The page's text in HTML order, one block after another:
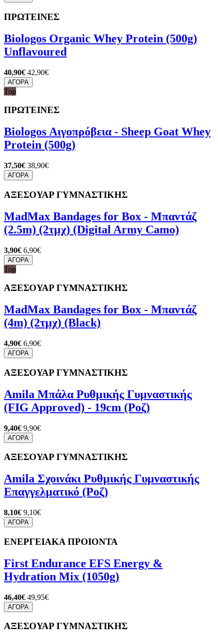
ΠΡΩΤΕΙΝΕΣ
Biologos Organic Whey Protein (500g)
Unflavoured
40,90€ 42,90€
ΑΓΟΡΑ
Top
ΠΡΩΤΕΙΝΕΣ
Biologos Αιγοπρόβεια - Sheep Goat Whey
Protein (500g)
37,50€ 38,90€
ΑΓΟΡΑ
ΑΞΕΣΟΥΑΡ ΓΥΜΝΑΣΤΙΚΗΣ
MadMax Bandages for Box - Μπαντάζ
(2.5m) (2τμχ) (Digital Army Camo)
3,90€ 6,90€
ΑΓΟΡΑ
Top
ΑΞΕΣΟΥΑΡ ΓΥΜΝΑΣΤΙΚΗΣ
MadMax Bandages for Box - Μπαντάζ
(4m) (2τμχ) (Black)
4,90€ 6,90€
ΑΓΟΡΑ
ΑΞΕΣΟΥΑΡ ΓΥΜΝΑΣΤΙΚΗΣ
Amila Μπάλα Ρυθμικής Γυμναστικής
(FIG Approved) - 19cm (Ροζ)
9,40€ 9,90€
ΑΓΟΡΑ
ΑΞΕΣΟΥΑΡ ΓΥΜΝΑΣΤΙΚΗΣ
Amila Σχοινάκι Ρυθμικής Γυμναστικής
Επαγγελματικό (Ροζ)
8,10€ 9,10€
ΑΓΟΡΑ
ΕΝΕΡΓΕΙΑΚΑ ΠΡΟΙΟΝΤΑ
First Endurance EFS Energy &
Hydration Mix (1050g)
46,40€ 49,95€
ΑΓΟΡΑ
ΑΞΕΣΟΥΑΡ ΓΥΜΝΑΣΤΙΚΗΣ